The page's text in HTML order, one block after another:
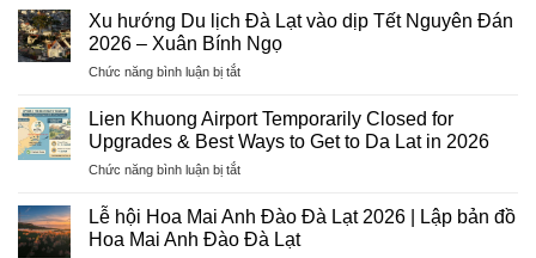
Vụ
Visa
Trọn
Gói
–
Hướng
Tourist:
Tín,
Chuyên
Xu hướng Du lịch Đà Lạt vào dịp Tết Nguyên Đán
2026 – Xuân Bính Ngọ
Chức năng bình luận bị tắtở
hướng
Du
lịch
Đà
vào
dịp
Lien Khuong Airport Temporarily Closed for
Upgrades & Best Ways to Get to Da Lat in 2026
Chức năng bình luận bị tắtở
Khuong
Airport
Temporarily
Lễ hội Hoa Mai Anh Đào Đà Lạt 2026 | Lập bản đồ
Hoa Mai Anh Đào Đà Lạt